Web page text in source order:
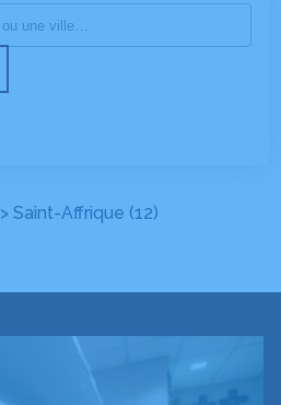
>Saint-Affrique (12)